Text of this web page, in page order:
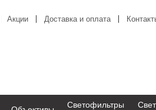
Акции Доставка и оплата
Светофильтры